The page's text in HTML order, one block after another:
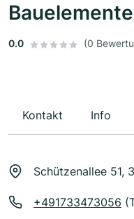
0.0 (0
Kontakt Info
Schützenallee 51,
+491733473056